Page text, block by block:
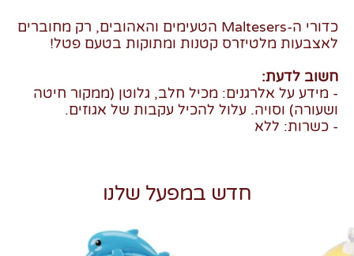
כדורי ה-Maltesers הטעימים והאהובים, רק מחוברים
לאצבעות מלטיזרס קטנות ומתוקות בטעם פטל!
חשוב לדעת:
- מידע על אלרגנים: מכיל חלב, גלוטן (ממקור חיטה
ושעורה) וסויה. עלול להכיל עקבות של אגוזים.
- כשרות: ללא
חדש במפעל שלנו